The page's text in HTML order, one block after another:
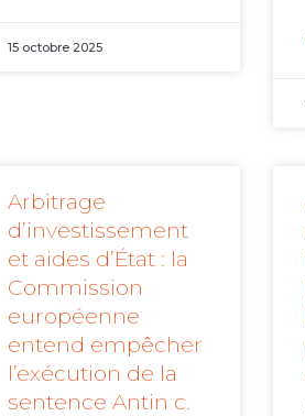
15 octobre 2025
Arbitrage
d’investissement
et aides d’État : la
Commission
européenne
entend empêcher
l’exécution de la
sentence Antin c.